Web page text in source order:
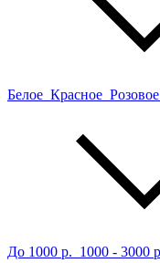
Белое Красное Розовое
До 1000 р. 1000 - 3000